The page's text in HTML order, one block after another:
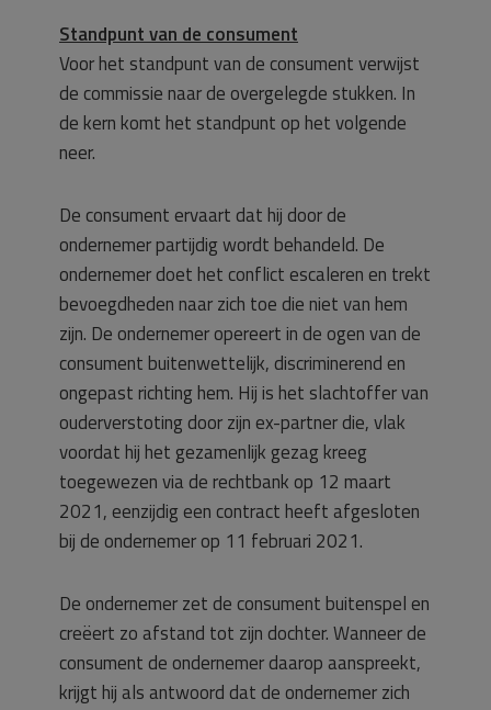
Standpunt van de consument
Voor het standpunt van de consument verwijst
de commissie naar de overgelegde stukken. In
de kern komt het standpunt op het volgende
neer.
De consument ervaart dat hij door de
ondernemer partijdig wordt behandeld. De
ondernemer doet het conflict escaleren en trekt
bevoegdheden naar zich toe die niet van hem
zijn. De ondernemer opereert in de ogen van de
consument buitenwettelijk, discriminerend en
ongepast richting hem. Hij is het slachtoffer van
ouderverstoting door zijn ex-partner die, vlak
voordat hij het gezamenlijk gezag kreeg
toegewezen via de rechtbank op 12 maart
2021, eenzijdig een contract heeft afgesloten
bij de ondernemer op 11 februari 2021.
De ondernemer zet de consument buitenspel en
creëert zo afstand tot zijn dochter. Wanneer de
consument de ondernemer daarop aanspreekt,
krijgt hij als antwoord dat de ondernemer zich